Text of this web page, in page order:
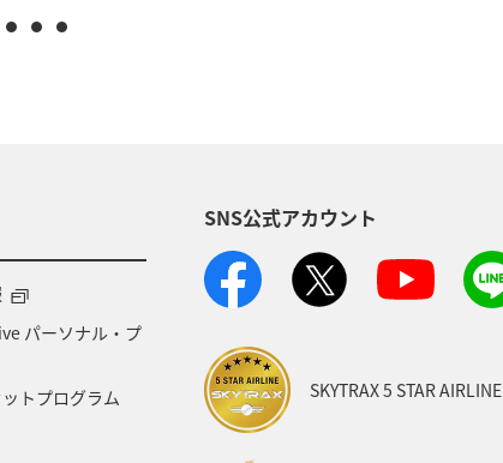
パーソナル・プ
トプログラム
SNS公式アカウント
SKYTRAX 5 STAR AIRLINE